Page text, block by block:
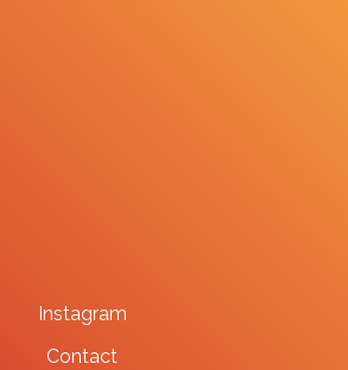
Instagram
Contact